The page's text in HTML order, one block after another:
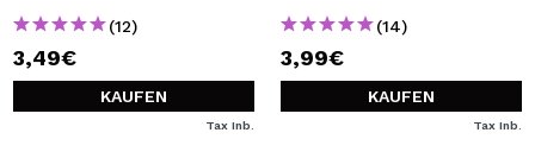
(12)
3,49€
KAUFEN
Tax Inb.
(14)
3,99€
KAUFEN
Tax Inb.